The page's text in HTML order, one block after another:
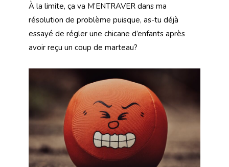
À la limite, ça va M’ENTRAVER dans ma
résolution de problème puisque, as-tu déjà
essayé de régler une chicane d’enfants après
avoir reçu un coup de marteau?